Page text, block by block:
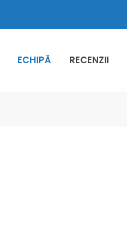
ECHIPĂ RECENZII